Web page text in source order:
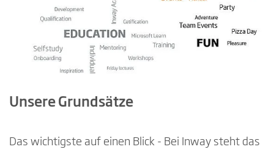
Unsere Grundsätze
Das wichtigste auf einen Blick - Bei Inway steht das